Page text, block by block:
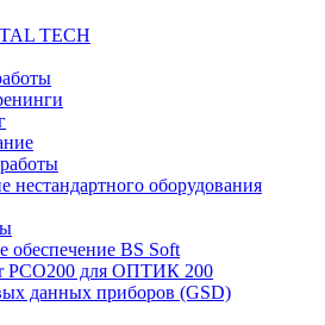
TECH
нестандартного оборудования
обеспечение BS Soft
PCO200 для ОПТИК 200
данных приборов (GSD)